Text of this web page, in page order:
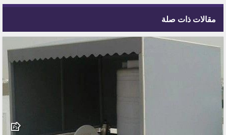
مقالات ذات صلة